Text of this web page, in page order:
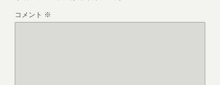
コメント ※